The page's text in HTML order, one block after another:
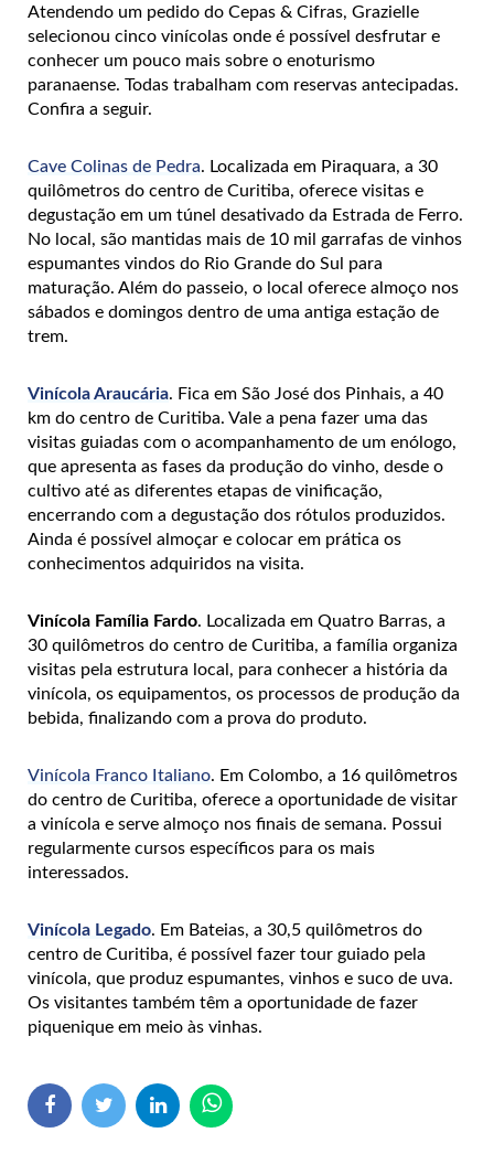
Atendendo um pedido do Cepas & Cifras, Grazielle
selecionou cinco vinícolas onde é possível desfrutar e
conhecer um pouco mais sobre o enoturismo
paranaense. Todas trabalham com reservas antecipadas.
Confira a seguir.
Cave Colinas de Pedra. Localizada em Piraquara, a 30
quilômetros do centro de Curitiba, oferece visitas e
degustação em um túnel desativado da Estrada de Ferro.
No local, são mantidas mais de 10 mil garrafas de vinhos
espumantes vindos do Rio Grande do Sul para
maturação. Além do passeio, o local oferece almoço nos
sábados e domingos dentro de uma antiga estação de
trem.
Vinícola Araucária. Fica em São José dos Pinhais, a 40
km do centro de Curitiba. Vale a pena fazer uma das
visitas guiadas com o acompanhamento de um enólogo,
que apresenta as fases da produção do vinho, desde o
cultivo até as diferentes etapas de vinificação,
encerrando com a degustação dos rótulos produzidos.
Ainda é possível almoçar e colocar em prática os
conhecimentos adquiridos na visita.
Vinícola Família Fardo. Localizada em Quatro Barras, a
30 quilômetros do centro de Curitiba, a família organiza
visitas pela estrutura local, para conhecer a história da
vinícola, os equipamentos, os processos de produção da
bebida, finalizando com a prova do produto.
Vinícola Franco Italiano. Em Colombo, a 16 quilômetros
do centro de Curitiba, oferece a oportunidade de visitar
a vinícola e serve almoço nos finais de semana. Possui
regularmente cursos específicos para os mais
interessados.
Vinícola Legado. Em Bateias, a 30,5 quilômetros do
centro de Curitiba, é possível fazer tour guiado pela
vinícola, que produz espumantes, vinhos e suco de uva.
Os visitantes também têm a oportunidade de fazer
piquenique em meio às vinhas.